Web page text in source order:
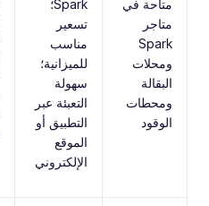
متاحة في
متاجر
Spark
ومحلات
البقالة
ومحطات
الوقود
Spark؛
تسعير
مناسب
للميزانية؛
سهولة
التعبئة عبر
التطبيق أو
الموقع
الإلكتروني